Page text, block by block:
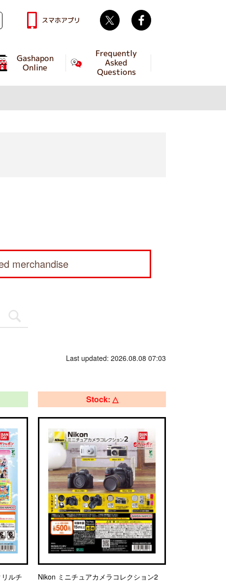
Gashapon
Online
Frequently
Asked
Questions
スマホアプリ Twitter
merchandise
Last updated: 2026.08.08 07:03
ルチ
Stock: △
Nikon ミニチュアカメラコレクション2